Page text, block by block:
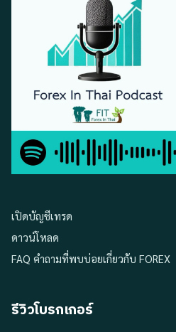
เปิดบัญชีเทรด
ดาวน์โหลด
FAQ คำถามที่พบบ่อยเกี่ยวกับ FOREX
รีวิวโบรกเกอร์